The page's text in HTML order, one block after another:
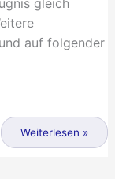
gleich
auf folgender
Weiterlesen »